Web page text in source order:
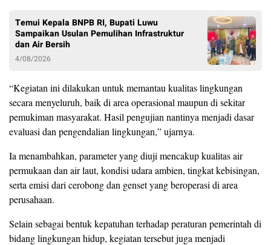
Temui Kepala BNPB RI, Bupati Luwu
Sampaikan Usulan Pemulihan Infrastruktur
dan Air Bersih
4/08/2026
“Kegiatan ini dilakukan untuk memantau kualitas lingkungan
secara menyeluruh, baik di area operasional maupun di sekitar
pemukiman masyarakat. Hasil pengujian nantinya menjadi dasar
evaluasi dan pengendalian lingkungan,” ujarnya.
Ia menambahkan, parameter yang diuji mencakup kualitas air
permukaan dan air laut, kondisi udara ambien, tingkat kebisingan,
serta emisi dari cerobong dan genset yang beroperasi di area
perusahaan.
Selain sebagai bentuk kepatuhan terhadap peraturan pemerintah di
bidang lingkungan hidup, kegiatan tersebut juga menjadi